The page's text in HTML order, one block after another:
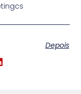
Depois